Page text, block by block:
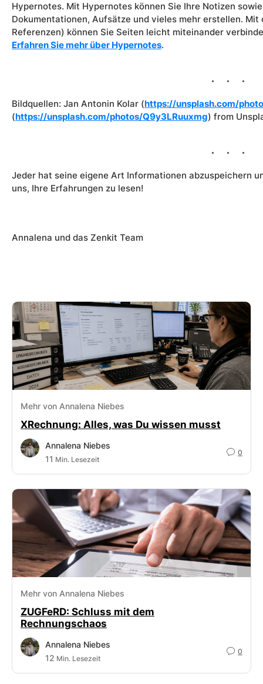
Hypernotes. Mit Hypernotes können Sie Ihre Notizen
Dokumentationen, Aufsätze und vieles mehr erstellen.
Referenzen) können Sie Seiten leicht miteinander
Erfahren Sie mehr über Hypernotes.
Bildquellen: Jan Antonin Kolar (https://unsplash.com/
(https://unsplash.com/photos/Q9y3LRuuxmg) from
Jeder hat seine eigene Art Informationen abzuspeichern
uns, Ihre Erfahrungen zu lesen!
Annalena und das Zenkit Team
Mehr von Annalena Niebes
XRechnung: Alles, was Du wissen musst
Annalena Niebes
11 Min. Lesezeit
0
Mehr von Annalena Niebes
ZUGFeRD: Schluss mit dem
Rechnungschaos
Annalena Niebes
12 Min. Lesezeit
0